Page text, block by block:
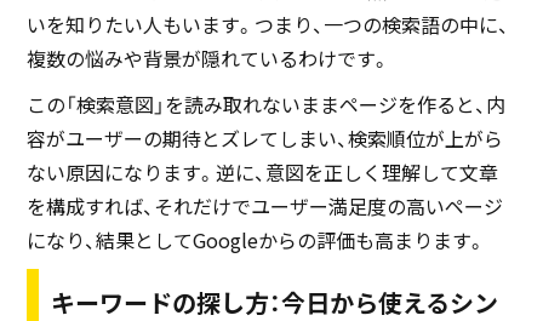
いを知りたい人もいます。つまり、一つの検索語の中に、
複数の悩みや背景が隠れているわけです。
この「検索意図」を読み取れないままページを作ると、内
容がユーザーの期待とズレてしまい、検索順位が上がら
ない原因になります。逆に、意図を正しく理解して文章
を構成すれば、それだけでユーザー満足度の高いページ
になり、結果としてGoogleからの評価も高まります。
キーワードの探し方：今日から使えるシン